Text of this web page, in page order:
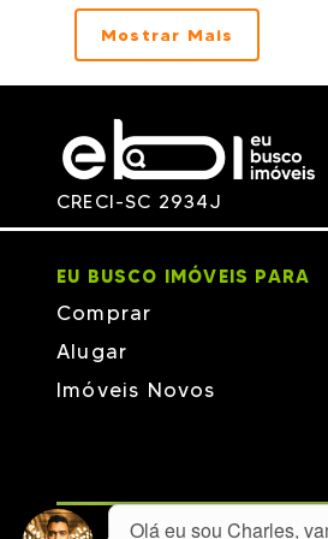
Mostrar Mais
CRECI-SC 2934J
EU BUSCO IMÓVEIS PARA
Comprar
Alugar
Imóveis Novos
Olá eu sou Charles,